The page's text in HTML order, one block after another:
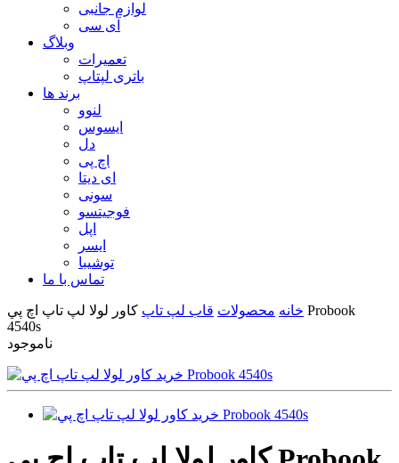
لوازم جانبی
آی سی
وبلاگ
تعمیرات
باتری لپتاپ
برند ها
لنوو
ایسوس
دل
اچ پی
ای دیتا
سونی
فوجیتسو
اپل
ایسر
توشیبا
تماس با ما
خانه محصولات قاب لپ تاپ کاور لولا لپ تاپ اچ پي Probook
4540s
ناموجود